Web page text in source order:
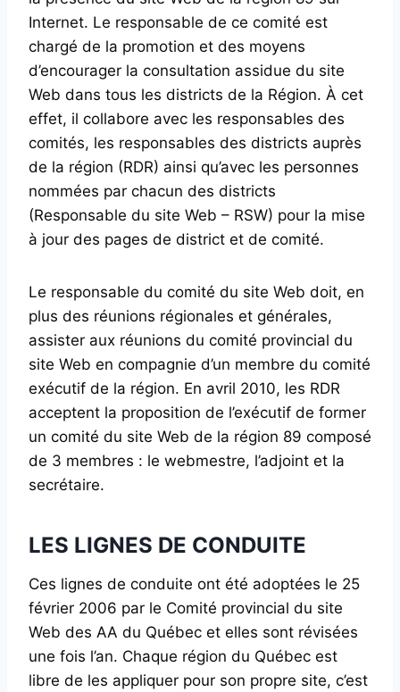
Internet. Le responsable de ce comité est
chargé de la promotion et des moyens
d’encourager la consultation assidue du site
Web dans tous les districts de la Région. À cet
effet, il collabore avec les responsables des
comités, les responsables des districts auprès
de la région (RDR) ainsi qu’avec les personnes
nommées par chacun des districts
(Responsable du site Web – RSW) pour la mise
à jour des pages de district et de comité.
Le responsable du comité du site Web doit, en
plus des réunions régionales et générales,
assister aux réunions du comité provincial du
site Web en compagnie d’un membre du comité
exécutif de la région. En avril 2010, les RDR
acceptent la proposition de l’exécutif de former
un comité du site Web de la région 89 composé
de 3 membres : le webmestre, l’adjoint et la
secrétaire.
LES LIGNES DE CONDUITE
Ces lignes de conduite ont été adoptées le 25
février 2006 par le Comité provincial du site
Web des AA du Québec et elles sont révisées
une fois l’an. Chaque région du Québec est
libre de les appliquer pour son propre site, c’est